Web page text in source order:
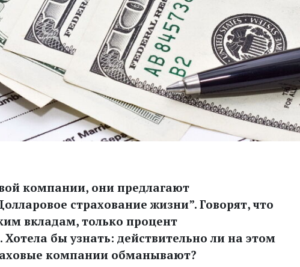
компании, они предлагают
страхование жизни”. Говорят, что
вкладам, только процент
бы узнать: действительно ли на этом
компании обманывают?